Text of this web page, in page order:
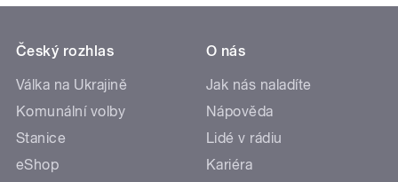
Český rozhlas
Válka na Ukrajině
Komunální volby
Stanice
eShop
O nás
Jak nás naladíte
Nápověda
Lidé v rádiu
Kariéra